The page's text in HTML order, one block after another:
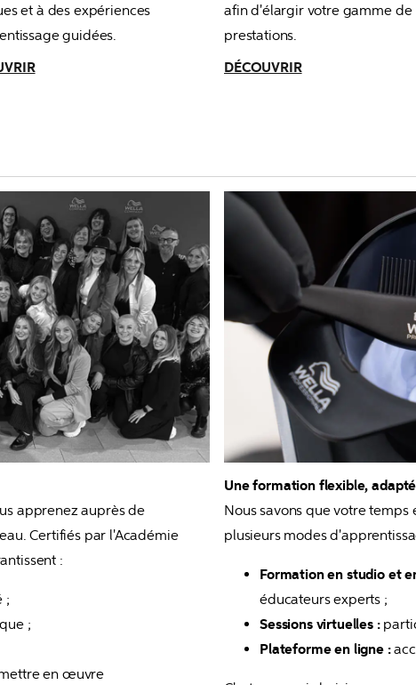
et à des expériences
guidées.
afin d'élargir votre gamme de
prestations.
DÉCOUVRIR
apprenez auprès de
Certifiés par l'Académie
:
;
;
en œuvre
Une formation flexible,
Nous savons que votre temps
plusieurs modes
Formation en studio et
éducateurs experts ;
Sessions virtuelles :
Plateforme en ligne :